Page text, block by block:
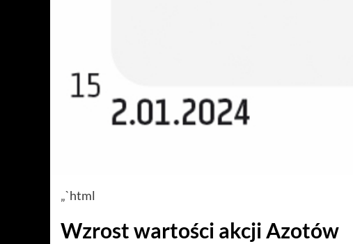
„`html
Wzrost wartości akcji Azotów